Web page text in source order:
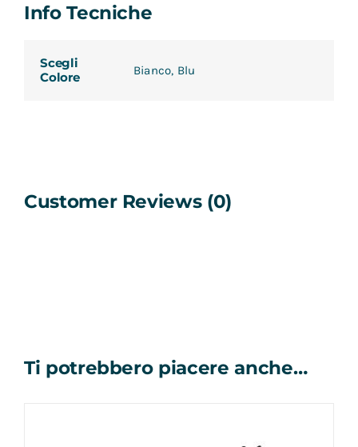
Info Tecniche
Scegli
Colore
Bianco, Blu
Customer Reviews (0)
Ti potrebbero piacere anche…